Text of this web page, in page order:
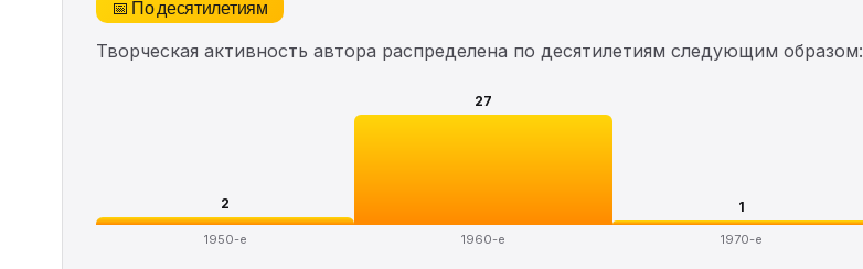
📅 По десятилетиям
Творческая активность автора распределена по десятилетиям следующим образом:
2
1950-е
27
1960-е
1
1970-е